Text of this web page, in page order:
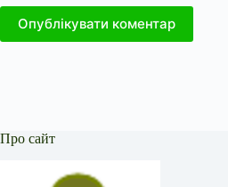
Опублікувати коментар
Про сайт